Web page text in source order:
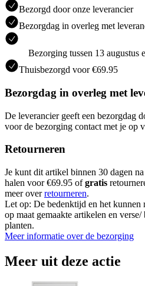
Bezorgd door onze leverancier
Bezorgdag in overleg met
Bezorging tussen 13 augustus
Thuisbezorgd voor €69.95
Bezorgdag in overleg met
De leverancier geeft een bezorgdag
voor de bezorging contact met je op
Retourneren
Je kunt dit artikel binnen 30 dagen
halen voor €69.95 ofgratis
meer overretourneren.
Let op: De bedenktijd en het kunnen
op maat gemaakte artikelen en
planten.
Meer informatie over de bezorging
Meer uit deze actie